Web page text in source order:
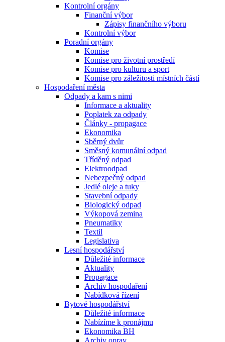
Kontrolní orgány
Finanční výbor
Zápisy finančního výboru
Kontrolní výbor
Poradní orgány
Komise
Komise pro životní prostředí
Komise pro kulturu a sport
Komise pro záležitosti místních částí
Hospodaření města
Odpady a kam s nimi
Informace a aktuality
Poplatek za odpady
Články - propagace
Ekonomika
Sběrný dvůr
Směsný komunální odpad
Tříděný odpad
Elektroodpad
Nebezpečný odpad
Jedlé oleje a tuky
Stavební odpady
Biologický odpad
Výkopová zemina
Pneumatiky
Textil
Legislativa
Lesní hospodářství
Důležité informace
Aktuality
Propagace
Archiv hospodaření
Nabídková řízení
Bytové hospodářství
Důležité informace
Nabízíme k pronájmu
Ekonomika BH
Archiv oprav